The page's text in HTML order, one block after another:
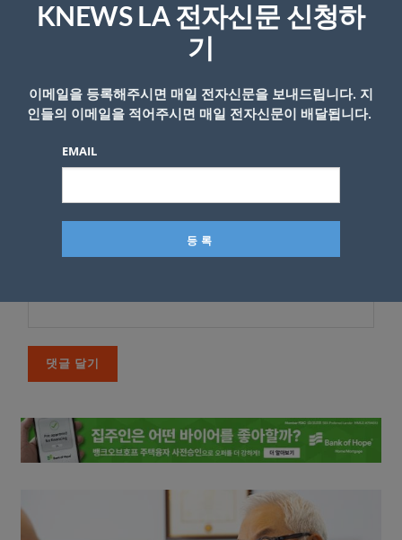
KNEWS LA 전자신문 신청하
기
이메일을 등록해주시면 매일 전자신문을 보내드립니다. 지
인들의 이메일을 적어주시면 매일 전자신문이 배달됩니다.
EMAIL